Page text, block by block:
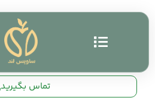
تماس بگیرید